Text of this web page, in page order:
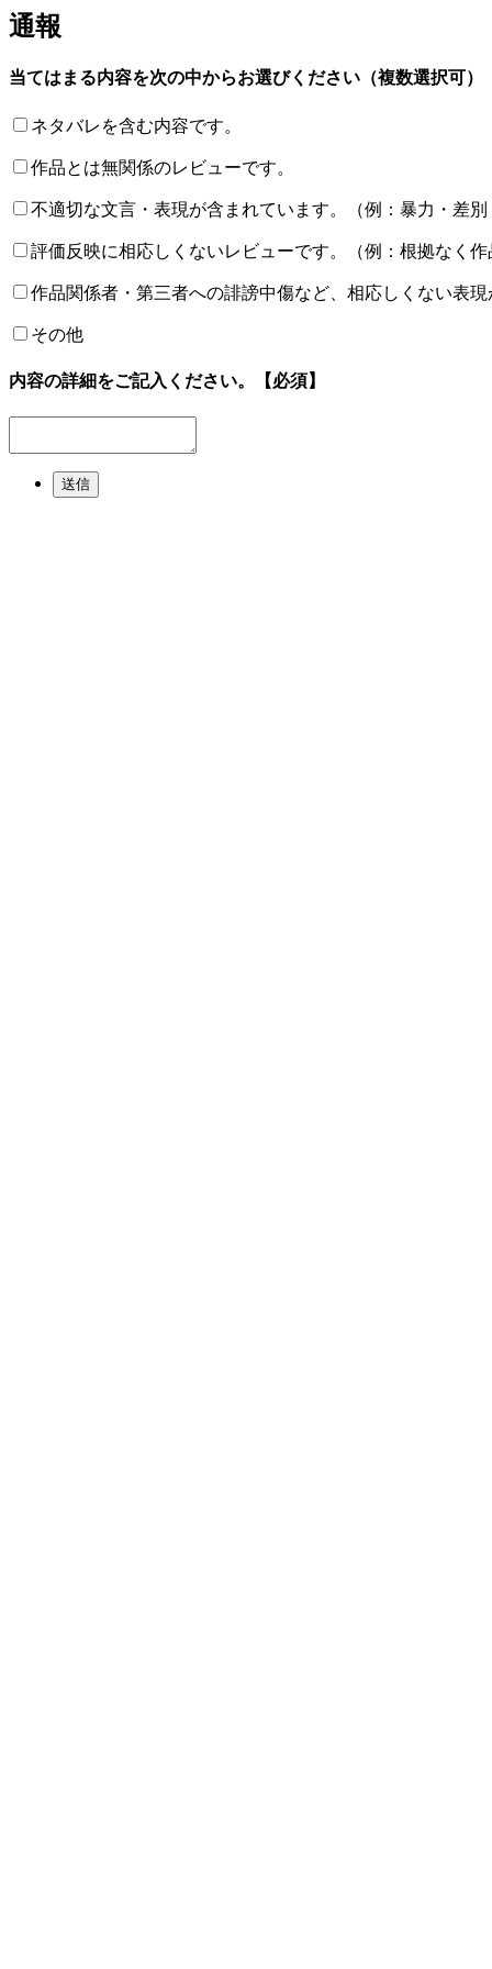
通報
当てはまる内容を次の中からお選びください（複数選択可）
ネタバレを含む内容です。
作品とは無関係のレビューです。
不適切な文言・表現が含まれています。（例：暴力・差
評価反映に相応しくないレビューです。（例：根拠なく
作品関係者・第三者への誹謗中傷など、相応しくない表
その他
内容の詳細をご記入ください。 【必須】
送信